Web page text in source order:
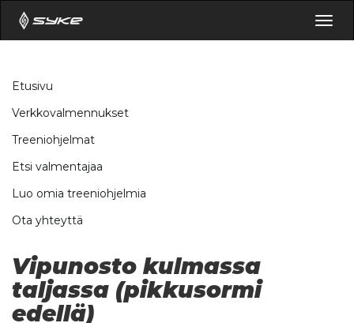
Etusivu
Verkkovalmennukset
Treeniohjelmat
Etsi valmentajaa
Luo omia treeniohjelmia
Ota yhteyttä
Vipunosto kulmassa
taljassa (pikkusormi
edellä)